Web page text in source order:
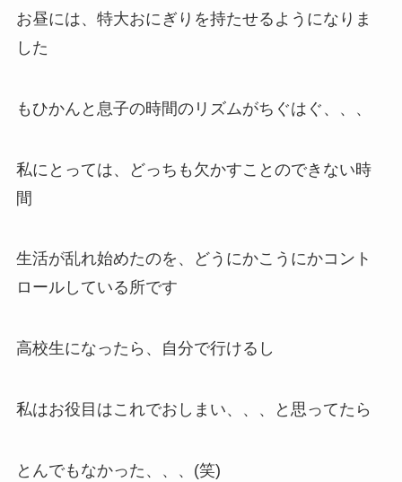
お昼には、特大おにぎりを持たせるようになりま
した
もひかんと息子の時間のリズムがちぐはぐ、、、
私にとっては、どっちも欠かすことのできない時
間
生活が乱れ始めたのを、どうにかこうにかコント
ロールしている所です
高校生になったら、自分で行けるし
私はお役目はこれでおしまい、、、と思ってたら
とんでもなかった、、、(笑)